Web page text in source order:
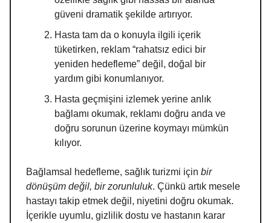
güveni dramatik şekilde artırıyor.
Hasta tam da o konuyla ilgili içerik
tüketirken, reklam “rahatsız edici bir
yeniden hedefleme” değil, doğal bir
yardım gibi konumlanıyor.
Hasta geçmişini izlemek yerine anlık
bağlamı okumak, reklamı doğru anda ve
doğru sorunun üzerine koymayı mümkün
kılıyor.
Bağlamsal hedefleme, sağlık turizmi için bir
dönüşüm değil, bir zorunluluk. Çünkü artık mesele
hastayı takip etmek değil, niyetini doğru okumak.
İçerikle uyumlu, gizlilik dostu ve hastanın karar